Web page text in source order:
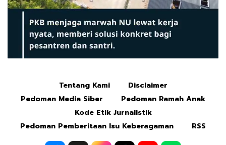
Tentang Kami
Disclaimer
Pedoman Media Siber
Pedoman Ramah Anak
Kode Etik Jurnalistik
Pedoman Pemberitaan Isu Keberagaman
RSS